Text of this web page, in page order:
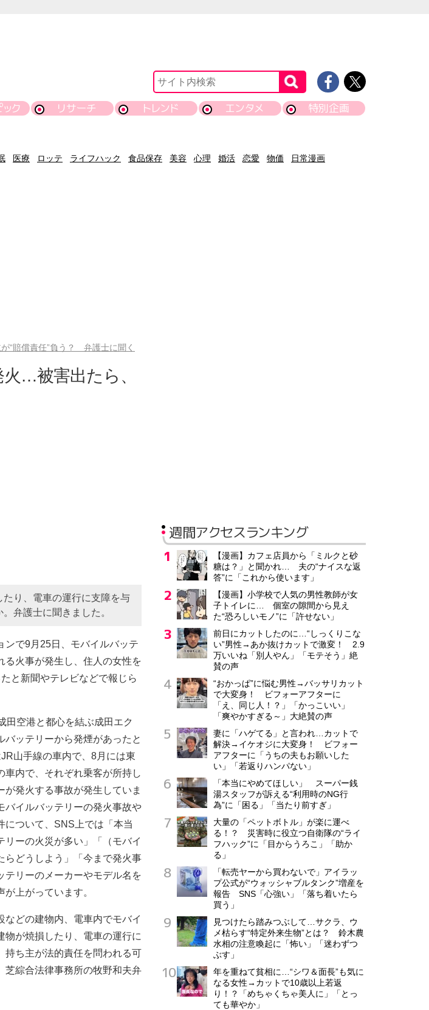
ク リサーチ トレンド エンタメ 特別企画
医療 ロッテ ライフハック 食品保存 美容 心理 婚活 恋愛 物価 日常漫画
“賠償責任”負う？ 弁護士に聞く
…被害出たら、
り、電車の運行に支障を与
弁護士に聞きました。
で9月25日、モバイルバッテ
る火事が発生し、住人の女性を
と新聞やテレビなどで報じら
空港と都心を結ぶ成田エク
バッテリーから発煙があったと
山手線の車内で、8月には東
車内で、それぞれ乗客が所持し
が発火する事故が発生していま
バイルバッテリーの発火事故や
について、SNS上では「本当
リーの火災が多い」「（モバイ
らどうしよう」「今まで発火事
テリーのメーカーやモデル名を
上がっています。
どの建物内、電車内でモバイ
物が焼損したり、電車の運行に
持ち主が法的責任を問われる可
芝綜合法律事務所の牧野和夫弁
週間アクセスランキング
【漫画】カフェ店員から「ミルクと砂
糖は？」と聞かれ… 夫の“ナイスな返
答”に「これから使います」
【漫画】小学校で人気の男性教師が女
子トイレに… 個室の隙間から見え
た“恐ろしいモノ”に「許せない」
前日にカットしたのに…“しっくりこな
い”男性→あか抜けカットで激変！ 2.9
万いいね「別人やん」「モテそう」絶
賛の声
“おかっぱ”に悩む男性→バッサリカット
で大変身！ ビフォーアフターに
「え、同じ人！？」「かっこいい」
「爽やかすぎる～」大絶賛の声
妻に「ハゲてる」と言われ…カットで
解決→イケオジに大変身！ ビフォー
アフターに「うちの夫もお願いした
い」「若返りハンパない」
「本当にやめてほしい」 スーパー銭
湯スタッフが訴える“利用時のNG行
為”に「困る」「当たり前すぎ」
大量の「ペットボトル」が楽に運べ
る！？ 災害時に役立つ自衛隊の“ライ
フハック”に「目からうろこ」「助か
る」
「転売ヤーから買わないで」アイラッ
プ公式が“ウォッシャブルタンク”増産を
報告 SNS「心強い」「落ち着いたら
買う」
見つけたら踏みつぶして…サクラ、ウ
メ枯らす“特定外来生物”とは？ 鈴木農
水相の注意喚起に「怖い」「迷わずつ
ぶす」
年を重ねて貧相に…“シワ＆面長”も気に
なる女性→カットで10歳以上若返
り！？「めちゃくちゃ美人に」「とっ
ても華やか」